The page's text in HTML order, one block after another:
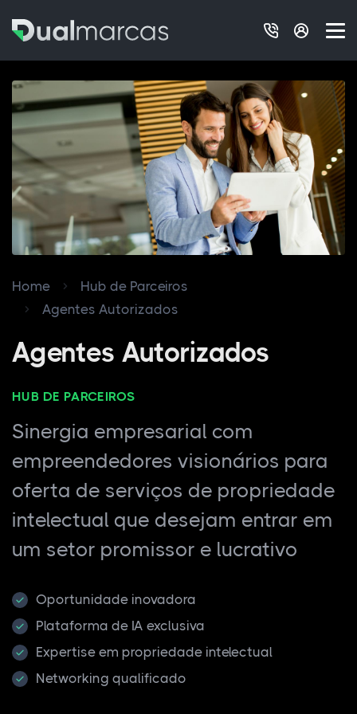
Home
Hub de Parceiros
Agentes Autorizados
Agentes Autorizados
HUB DE PARCEIROS
Sinergia empresarial com
empreendedores visionários para
oferta de serviços de propriedade
intelectual que desejam entrar em
um setor promissor e lucrativo
Oportunidade inovadora
Plataforma de IA exclusiva
Expertise em propriedade intelectual
Networking qualificado